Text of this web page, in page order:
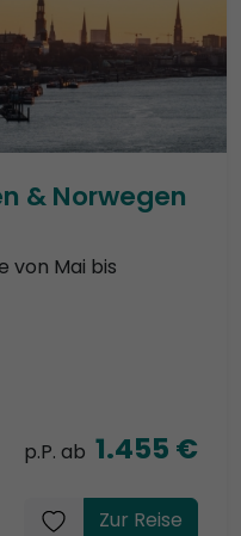
& Norwegen
von Mai bis
p.P. ab 1.455 €
Zur Reise